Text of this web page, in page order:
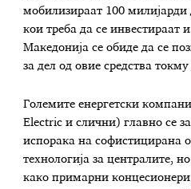
мобилизираат 100 милијарди
кои треба да се инвестираат
Македонија се обиде да се
за дел од овие средства токму
Големите енергетски
Electric и слични) главно се
испорака на софистицирана
технологија за централите,
како примарни